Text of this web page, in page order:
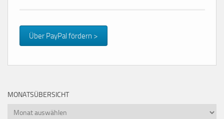
Über PayPal fördern >
MONATSÜBERSICHT
Monatsübersicht